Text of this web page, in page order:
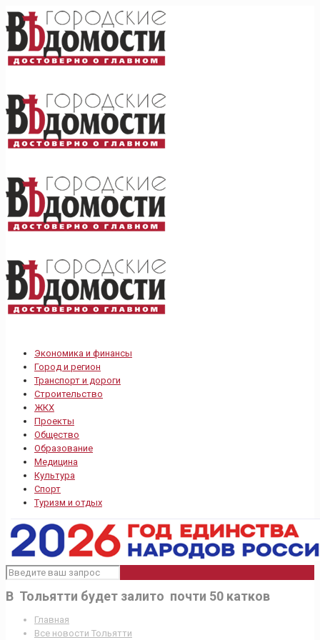
Экономика и финансы
Город и регион
Транспорт и дороги
Строительство
ЖКХ
Проекты
Общество
Образование
Медицина
Культура
Спорт
Туризм и отдых
В Тольятти будет залито почти 50 катков
Главная
Все новости Тольятти